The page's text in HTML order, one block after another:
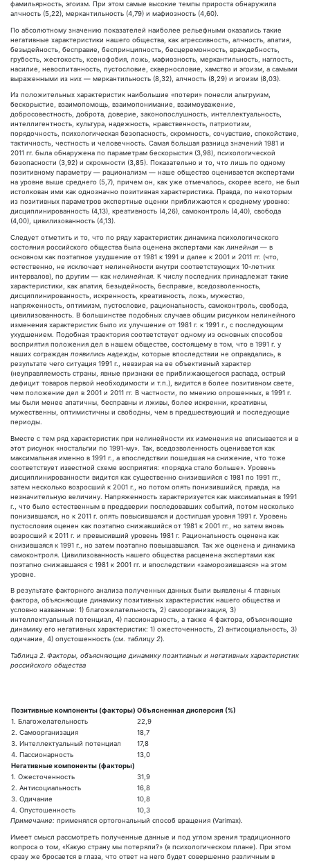
фамильярность, эгоизм. При этом самые высокие темпы прироста обнаружила
алчность (5,22), меркантильность (4,79) и мафиозность (4,60).
По абсолютному значению показателей наиболее рельефными оказались такие
негативные характеристики нашего общества, как агрессивность, алчность, апатия,
безыдейность, бесправие, беспринципность, бесцеремонность, враждебность,
грубость, жестокость, ксенофобия, ложь, мафиозность, меркантильность, наглость,
насилие, невоспитанность, пустословие, сквернословие, хамство и эгоизм, а самыми
выраженными из них — меркантильность (8,32), алчность (8,29) и эгоизм (8,03).
Из положительных характеристик наибольшие «потери» понесли альтруизм,
бескорыстие, взаимопомощь, взаимопонимание, взаимоуважение,
добросовестность, доброта, доверие, законопослушность, интеллектуальность,
интеллигентность, культура, надежность, нравственность, патриотизм,
порядочность, психологическая безопасность, скромность, сочувствие, спокойствие,
тактичность, честность и человечность. Самая большая разница значений 1981 и
2011 гг. была обнаружена по параметрам бескорыстия (3,98), психологической
безопасности (3,92) и скромности (3,85). Показательно и то, что лишь по одному
позитивному параметру — рационализм — наше общество оценивается экспертами
на уровне выше среднего (5,7), причем он, как уже отмечалось, скорее всего, не был
истолкован ими как однозначно позитивная характеристика. Правда, по некоторым
из позитивных параметров экспертные оценки приближаются к среднему уровню:
дисциплинированность (4,13), креативность (4,26), самоконтроль (4,40), свобода
(4,00), цивилизованность (4,13).
Следует отметить и то, что по ряду характеристик динамика психологического
состояния российского общества была оценена экспертами как линейная — в
основном как поэтапное ухудшение от 1981 к 1991 и далее к 2001 и 2011 гг. (что,
естественно, не исключает нелинейности внутри соответствующих 10-летних
интервалов), по другим — как нелинейная . К числу последних принадлежат такие
характеристики, как апатия, безыдейность, бесправие, вседозволенность,
дисциплинированность, искренность, креативность, ложь, мужество,
напряженность, оптимизм, пустословие, рациональность, самоконтроль, свобода,
цивилизованность. В большинстве подобных случаев общим рисунком нелинейного
изменения характеристик было их улучшение от 1981 г. к 1991 г., с последующим
ухудшением. Подобная траектория соответствует одному из основных способов
восприятия положения дел в нашем обществе, состоящему в том, что в 1991 г. у
наших сограждан появились надежды , которые впоследствии не оправдались, в
результате чего ситуация 1991 г., невзирая на ее объективный характер
(неуправляемость страны, явные признаки ее приближающегося распада, острый
дефицит товаров первой необходимости и т.п.), видится в более позитивном свете,
чем положение дел в 2001 и 2011 гг. В частности, по мнению опрошенных, в 1991 г.
мы были менее апатичны, бесправны и лживы, более искренни, креативны,
мужественны, оптимистичны и свободны, чем в предшествующий и последующие
периоды.
Вместе с тем ряд характеристик при нелинейности их изменения не вписывается и в
этот рисунок «ностальгии по 1991-му». Так, вседозволенность оценивается как
максимальная именно в 1991 г., а впоследствии пошедшая на снижение, что тоже
соответствует известной схеме восприятия: «порядка стало больше». Уровень
дисциплинированности видится как существенно снизившийся с 1981 по 1991 гг.,
затем несколько возросший к 2001 г., но потом опять понизившийся, правда, на
незначительную величину. Напряженность характеризуется как максимальная в 1991
г., что было естественным в преддверии последовавших событий, потом несколько
понизившаяся, но к 2011 г. опять повысившаяся и достигшая уровня 1991 г. Уровень
пустословия оценен как поэтапно снижавшийся от 1981 к 2001 гг., но затем вновь
возросший к 2011 г. и превысивший уровень 1981 г. Рациональность оценена как
снизившаяся к 1991 г., но затем поэтапно повышавшаяся. Так же оценена и динамика
самоконтроля. Цивилизованность нашего общества расценена экспертами как
поэтапно снижавшаяся с 1981 к 2001 гг. и впоследствии «заморозившаяся» на этом
уровне.
В результате факторного анализа полученных данных были выявлены 4 главных
фактора, объясняющие динамику позитивных характеристик нашего общества и
условно названные: 1) благожелательность, 2) самоорганизация, 3)
интеллектуальный потенциал, 4) пассионарность, а также 4 фактора, объясняющие
динамику его негативных характеристик: 1) ожесточенность, 2) антисоциальность, 3)
одичание, 4) опустошенность (см. таблицу 2).
Таблица 2. Факторы, объясняющие динамику позитивных и негативных характеристик
российского общества
Позитивные компоненты (факторы) Объясненная дисперсия (%)
1. Благожелательность
22,9
2. Самоорганизация
18,7
3. Интеллектуальный потенциал
17,8
4. Пассионарность
13,0
Негативные компоненты (факторы)
1. Ожесточенность
31,9
2. Антисоциальность
16,8
3. Одичание
10,8
4. Опустошенность
10,3
Примечание: применялся ортогональный способ вращения (Varimax).
Имеет смысл рассмотреть полученные данные и под углом зрения традиционного
вопроса о том, «Какую страну мы потеряли?» (в психологическом плане). При этом
сразу же бросается в глаза, что ответ на него будет совершенно различным в